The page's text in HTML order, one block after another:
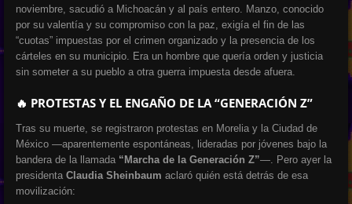
noviembre, sacudió a Michoacán y al país entero. Manzo, conocido
por su valentía y su compromiso con la paz, exigía el fin de las
“cuotas” impuestas por el crimen organizado y la presencia de los
cárteles en su municipio. Era un hombre que quería orden y justicia
sin someter a su pueblo a otra guerra impuesta desde afuera.
🔥 PROTESTAS Y EL ENGAÑO DE LA “GENERACIÓN Z”
Tras su muerte, se registraron protestas en Morelia y la Ciudad de
México —aparentemente espontáneas, lideradas por jóvenes bajo la
bandera de la llamada “Marcha de la Generación Z”—. Pero ayer la
presidenta Claudia Sheinbaum aclaró quién está detrás de esa
movilización: